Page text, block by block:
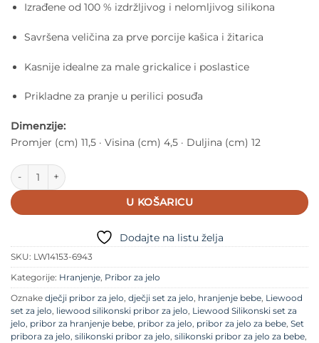
Izrađene od 100 % izdržljivog i nelomljivog silikona
Savršena veličina za prve porcije kašica i žitarica
Kasnije idealne za male grickalice i poslastice
Prikladne za pranje u perilici posuđa
Dimenzije:
Promjer (cm) 11,5 · Visina (cm) 4,5 · Duljina (cm) 12
Liewood Iggy silikonske zdjelice – set od 4 komada količina
U KOŠARICU
Dodajte na listu želja
SKU: LW14153-6943
Kategorije: Hranjenje Pribor za jelo
Oznake dječji pribor za jelo dječji set za jelo hranjenje bebe Liewood
set za jelo liewood silikonski pribor za jelo Liewood Silikonski set za
jelo pribor za hranjenje bebe pribor za jelo pribor za jelo za bebe Set
pribora za jelo silikonski pribor za jelo silikonski pribor za jelo za bebe